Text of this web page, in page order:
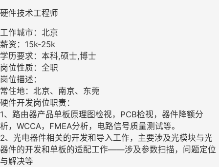
硬件技术工程师
工作城市：北京
薪资：15k-25k
学历要求：本科,硕士,博士
岗位性质：全职
岗位描述：
常住地：北京、南京、东莞
硬件开发岗位职责：
1、路由器产品单板原理图检视，PCB检视，器件降额分
析，WCCA，FMEA分析，电路信号质量测试等。
2、光电器件相关的开发和导入工作，主要涉及光模块与光
器件的开发和单板的适配工作——涉及参数扫描，问题定位
与解决等